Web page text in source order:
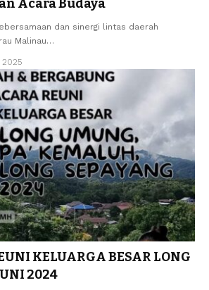
Acara Budaya
dan sinergi lintas daerah
Malinau…
2025
KELUARGA BESAR LONG
2024